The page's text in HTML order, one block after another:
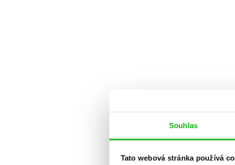
Souhlas
Tato webová stránka používá